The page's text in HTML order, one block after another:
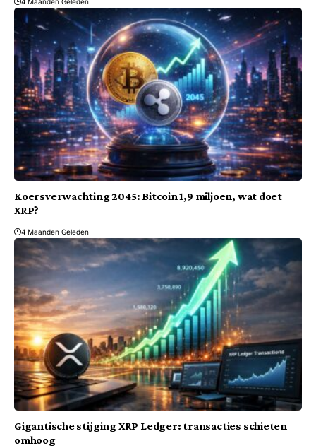
Koersverwachting 2045: Bitcoin 1,9 miljoen, wat doet
XRP?
4 Maanden Geleden
Gigantische stijging XRP Ledger: transacties schieten
omhoog